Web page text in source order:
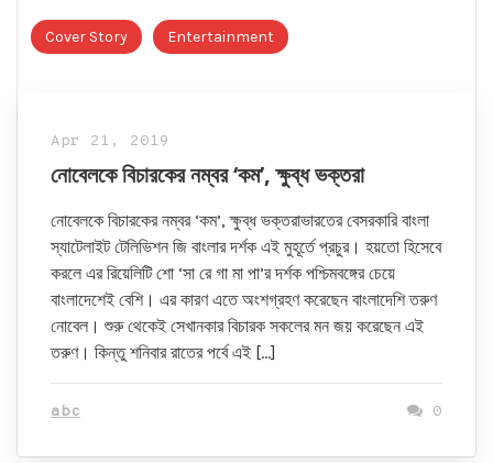
Cover Story Entertainment
Apr 21, 2019
নোবেলকে বিচারকের নম্বর ‘কম’, ক্ষুব্ধ ভক্তরা
নোবেলকে বিচারকের নম্বর ‘কম’, ক্ষুব্ধ ভক্তরাভারতের বেসরকারি বাংলা
স্যাটেলাইট টেলিভিশন জি বাংলার দর্শক এই মুহূর্তে প্রচুর। হয়তো হিসেবে
করলে এর রিয়েলিটি শো ‘সা রে গা মা পা’র দর্শক পশ্চিমবঙ্গের চেয়ে
বাংলাদেশেই বেশি। এর কারণ এতে অংশগ্রহণ করেছেন বাংলাদেশি তরুণ
নোবেল। শুরু থেকেই সেখানকার বিচারক সকলের মন জয় করেছেন এই
তরুণ। কিন্তু শনিবার রাতের পর্বে এই […]
abc 0